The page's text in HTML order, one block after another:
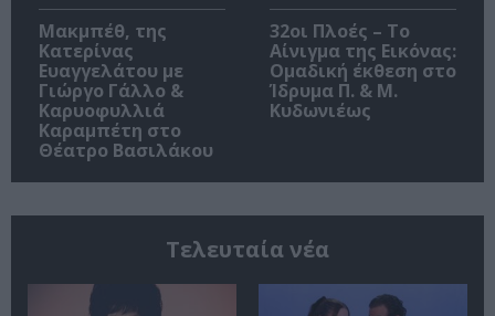
Μακμπέθ, της
Κατερίνας
Ευαγγελάτου με
Γιώργο Γάλλο &
Καρυοφυλλιά
Καραμπέτη στο
Θέατρο Βασιλάκου
32οι Πλοές – Το
Αίνιγμα της Εικόνας:
Ομαδική έκθεση στο
Ίδρυμα Π. & Μ.
Κυδωνιέως
Τελευταία νέα